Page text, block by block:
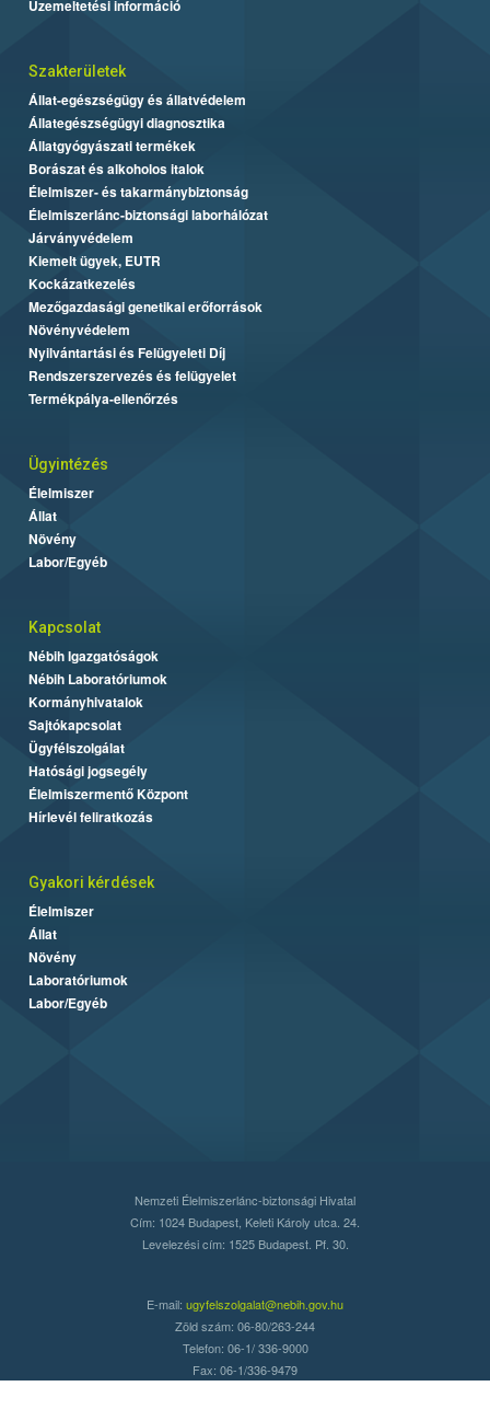
Üzemeltetési információ
Szakterületek
Állat-egészségügy és állatvédelem
Állategészségügyi diagnosztika
Állatgyógyászati termékek
Borászat és alkoholos italok
Élelmiszer- és takarmánybiztonság
Élelmiszerlánc-biztonsági laborhálózat
Járványvédelem
Kiemelt ügyek, EUTR
Kockázatkezelés
Mezőgazdasági genetikai erőforrások
Növényvédelem
Nyilvántartási és Felügyeleti Díj
Rendszerszervezés és felügyelet
Termékpálya-ellenőrzés
Ügyintézés
Élelmiszer
Állat
Növény
Labor/Egyéb
Kapcsolat
Nébih Igazgatóságok
Nébih Laboratóriumok
Kormányhivatalok
Sajtókapcsolat
Ügyfélszolgálat
Hatósági jogsegély
Élelmiszermentő Központ
Hírlevél feliratkozás
Gyakori kérdések
Élelmiszer
Állat
Növény
Laboratóriumok
Labor/Egyéb
Nemzeti Élelmiszerlánc-biztonsági Hivatal
Cím: 1024 Budapest, Keleti Károly utca. 24.
Levelezési cím: 1525 Budapest. Pf. 30.
E-mail: ugyfelszolgalat@nebih.gov.hu
Zöld szám: 06-80/263-244
Telefon: 06-1/ 336-9000
Fax: 06-1/336-9479